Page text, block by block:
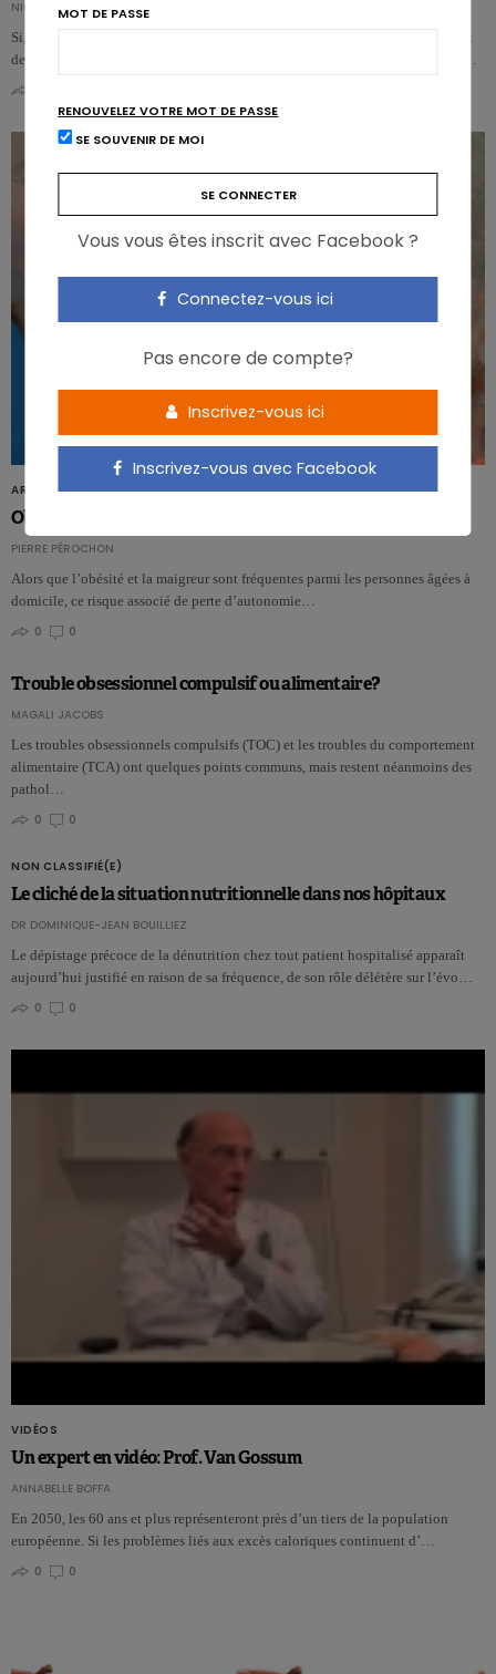
NICOLAS GUGGENBÜHL
Si, dans nos sociétés d’abondance, la suralimentation et la prise de poids sont
des préoccupations majeures pendant une grande partie de la vie, la situatio…
ARTICLES
Obésité chez les seniors: double risque de perte d’autonomie
PIERRE PÉROCHON
Alors que l’obésité et la maigreur sont fréquentes parmi les personnes âgées à
domicile, ce risque associé de perte d’autonomie…
0
0
Trouble obsessionnel compulsif ou alimentaire?
MAGALI JACOBS
Les troubles obsessionnels compulsifs (TOC) et les troubles du comportement
alimentaire (TCA) ont quelques points communs, mais restent néanmoins des
pathol…
0
0
NON CLASSIFIÉ(E)
Le cliché de la situation nutritionnelle dans nos hôpitaux
DR DOMINIQUE-JEAN BOUILLIEZ
Le dépistage précoce de la dénutrition chez tout patient hospitalisé apparaît
aujourd’hui justifié en raison de sa fréquence, de son rôle délétère sur l’évo…
0
0
VIDÉOS
Un expert en vidéo: Prof. Van Gossum
ANNABELLE BOFFA
En 2050, les 60 ans et plus représenteront près d’un tiers de la population
européenne. Si les problèmes liés aux excès caloriques continuent d’…
0
0
MOT DE PASSE
RENOUVELEZ VOTRE MOT DE PASSE
SE SOUVENIR DE MOI
Vous vous êtes inscrit avec Facebook ?
Connectez-vous ici
Pas encore de compte?
Inscrivez-vous ici
Inscrivez-vous avec Facebook